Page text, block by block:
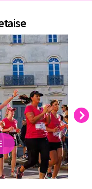
Next